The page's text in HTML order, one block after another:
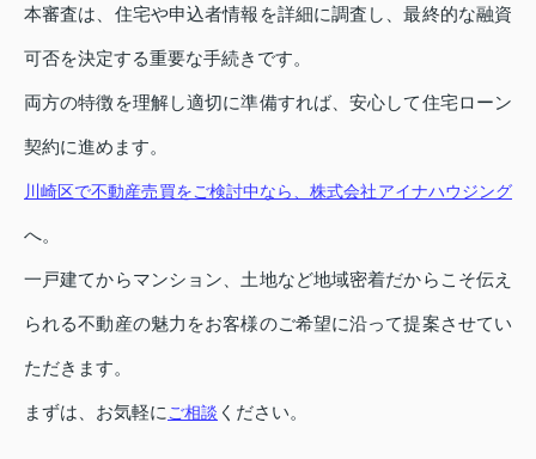
本審査は、住宅や申込者情報を詳細に調査し、最終的な融資
可否を決定する重要な手続きです。
両方の特徴を理解し適切に準備すれば、安心して住宅ローン
契約に進めます。
川崎区で不動産売買をご検討中なら、株式会社アイナハウジング
へ。
一戸建てからマンション、土地など地域密着だからこそ伝え
られる不動産の魅力をお客様のご希望に沿って提案させてい
ただきます。
まずは、お気軽にご相談 ください。